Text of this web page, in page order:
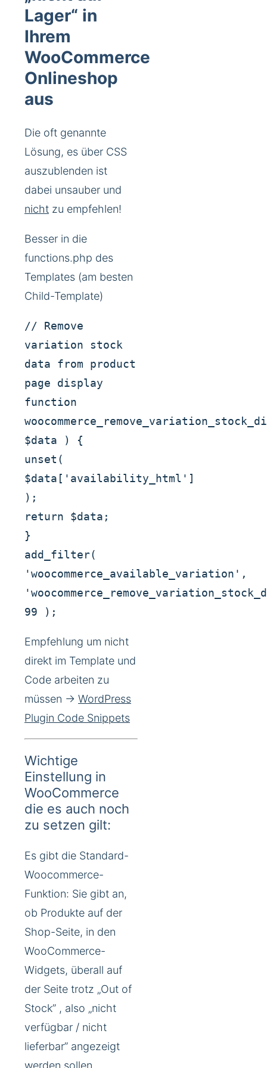
Lager“ in
Ihrem
WooCommerce
Onlineshop
aus
Die oft genannte
Lösung, es über CSS
auszublenden ist
dabei unsauber und
nicht zu empfehlen!
Besser in die
functions.php des
Templates (am besten
Child-Template)
// Remove
variation stock
data from product
page display
function
$data ) {
unset(
$data['availability_html']
);
return $data;
}
add_filter(
'woocommerce_available_variation',
99 );
Empfehlung um nicht
direkt im Template und
Code arbeiten zu
müssen -> WordPress
Plugin Code Snippets
Wichtige
Einstellung in
WooCommerce
die es auch noch
zu setzen gilt:
Es gibt die Standard-
Woocommerce-
Funktion: Sie gibt an,
ob Produkte auf der
Shop-Seite, in den
WooCommerce-
Widgets, überall auf
der Seite trotz „Out of
Stock” , also „nicht
verfügbar / nicht
lieferbar” angezeigt